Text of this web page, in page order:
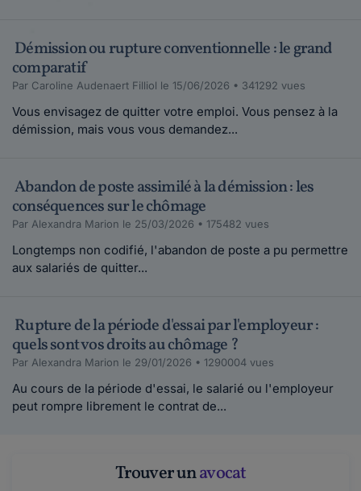
Démission ou rupture conventionnelle : le grand
comparatif
Par Caroline Audenaert Filliol le 15/06/2026 • 341292 vues
Vous envisagez de quitter votre emploi. Vous pensez à la
démission, mais vous vous demandez...
Abandon de poste assimilé à la démission : les
conséquences sur le chômage
Par Alexandra Marion le 25/03/2026 • 175482 vues
Longtemps non codifié, l'abandon de poste a pu permettre
aux salariés de quitter...
Rupture de la période d'essai par l'employeur :
quels sont vos droits au chômage ?
Par Alexandra Marion le 29/01/2026 • 1290004 vues
Au cours de la période d'essai, le salarié ou l'employeur
peut rompre librement le contrat de...
Trouver unavocat